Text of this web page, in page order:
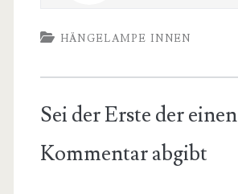
HÄNGELAMPE INNEN
Sei der Erste der einen
Kommentar abgibt